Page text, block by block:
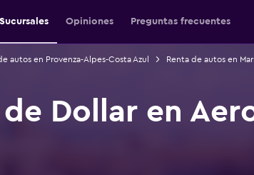
Sucursales Opiniones Preguntas frecuentes
autos en Provenza-Alpes-Costa Azul Renta de autos en
Dollar en